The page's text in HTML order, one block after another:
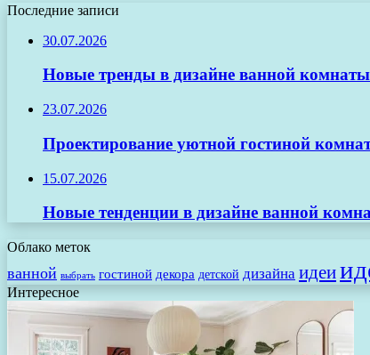
Последние записи
30.07.2026
Новые тренды в дизайне ванной
23.07.2026
Проектирование уютной гостиной
15.07.2026
Новые тенденции в дизайне ванной
Облако меток
ванной выбрать гостиной декора детской дизайна идеи
Интересное